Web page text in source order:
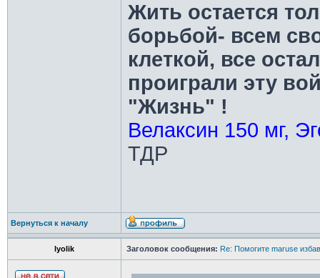
Жить остается
борьбой- всем
клеткой, все
проиграли эту
"Жизнь" !
Велаксин 150 мг,
ТДР
Вернуться к началу
lyolik Заголовок сообщения: Re: Помогите maruse